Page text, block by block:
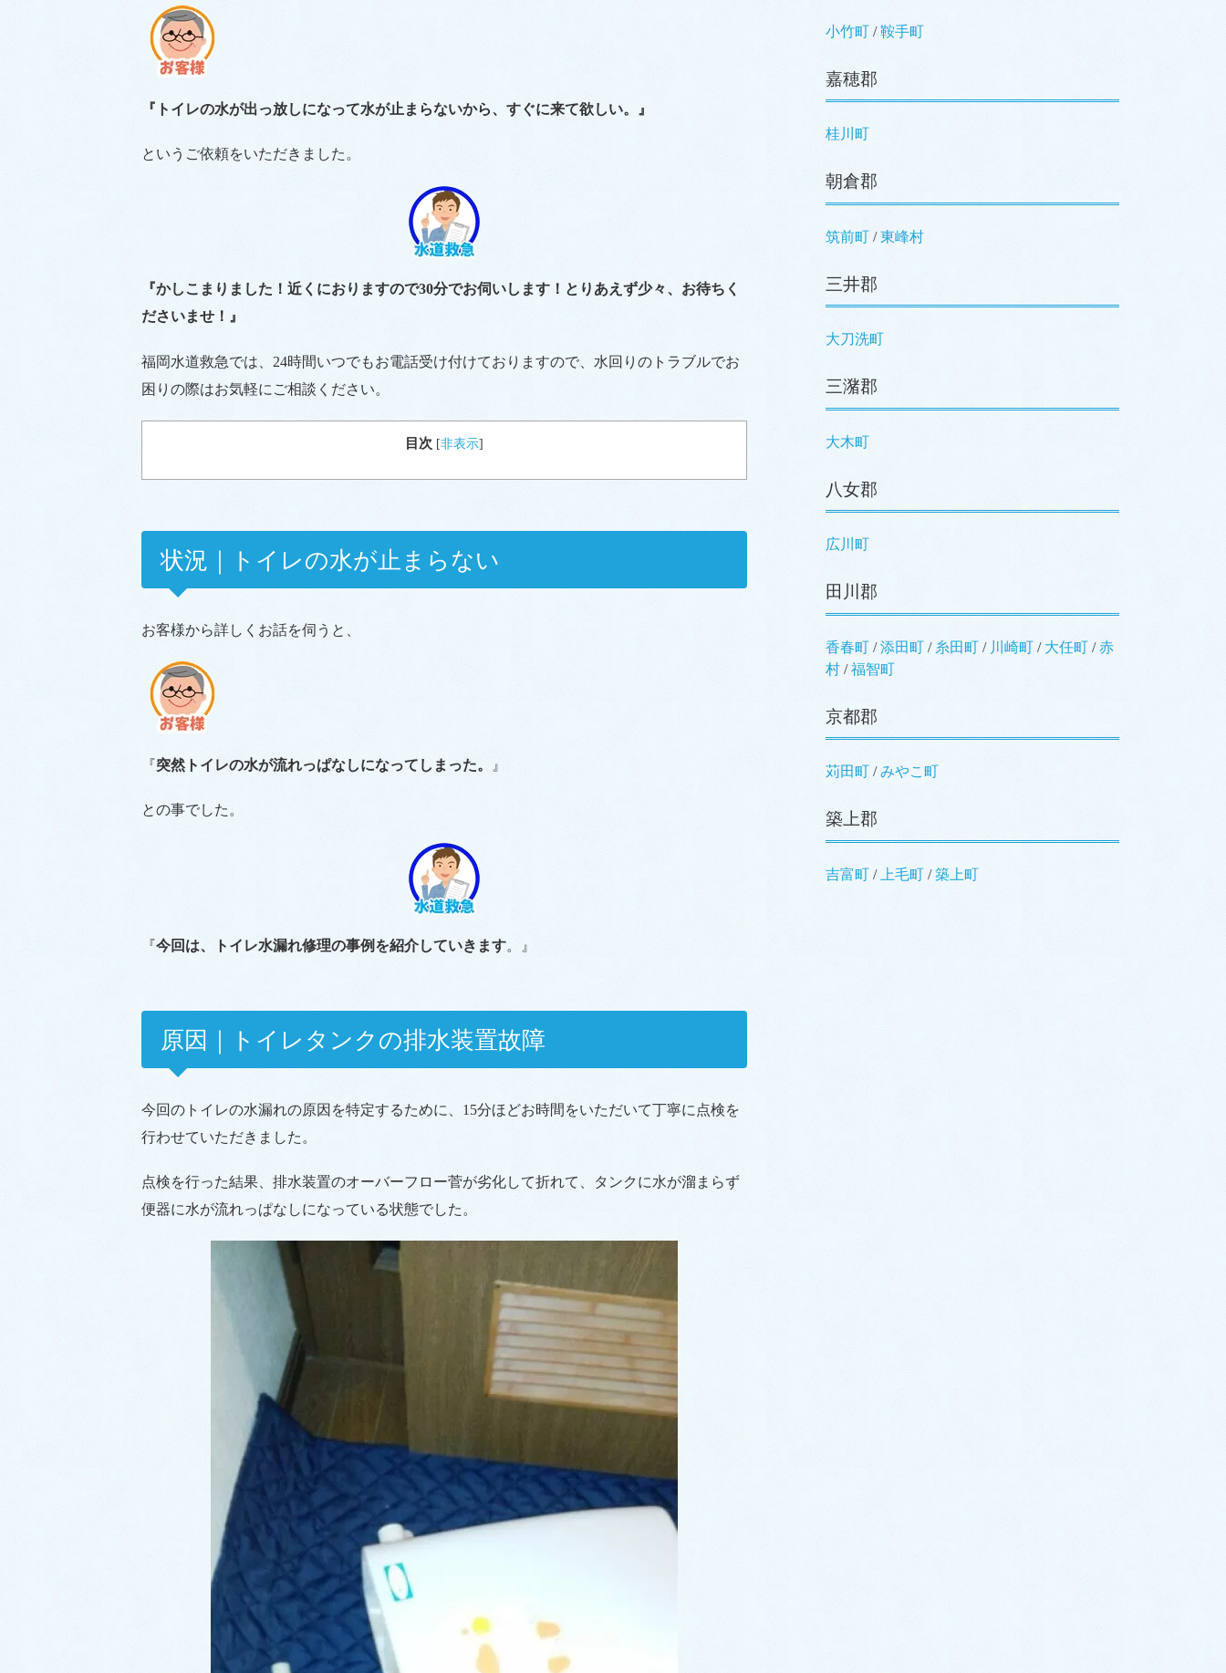
『トイレの水が出っ放しになって水が止まらないから、すぐに来て欲しい。』
というご依頼をいただきました。
『かしこまりました！近くにおりますので30分でお伺いします！とりあえず少々、お待ちく
ださいませ！』
福岡水道救急では、24時間いつでもお電話受け付けておりますので、水回りのトラブルでお
困りの際はお気軽にご相談ください。
目次 [非表示]
状況｜トイレの水が止まらない
お客様から詳しくお話を伺うと、
『突然トイレの水が流れっぱなしになってしまった。 』
との事でした。
『今回は、トイレ水漏れ修理の事例を紹介していきます。』
原因｜トイレタンクの排水装置故障
今回のトイレの水漏れの原因を特定するために、15分ほどお時間をいただいて丁寧に点検を
行わせていただきました。
点検を行った結果、排水装置のオーバーフロー菅が劣化して折れて、タンクに水が溜まらず
便器に水が流れっぱなしになっている状態でした。
小竹町 /鞍手町
嘉穂郡
桂川町
朝倉郡
筑前町 /東峰村
三井郡
大刀洗町
三潴郡
大木町
八女郡
広川町
田川郡
香春町 /添田町 / 糸田町 / 川崎町 / 大任町 /赤
村 /福智町
京都郡
苅田町 /みやこ町
築上郡
吉富町 / 上毛町 /築上町